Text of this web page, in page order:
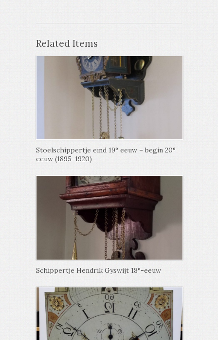
Related Items
Stoelschippertje eind 19° eeuw – begin 20°
eeuw (1895-1920)
Schippertje Hendrik Gyswijt 18°-eeuw